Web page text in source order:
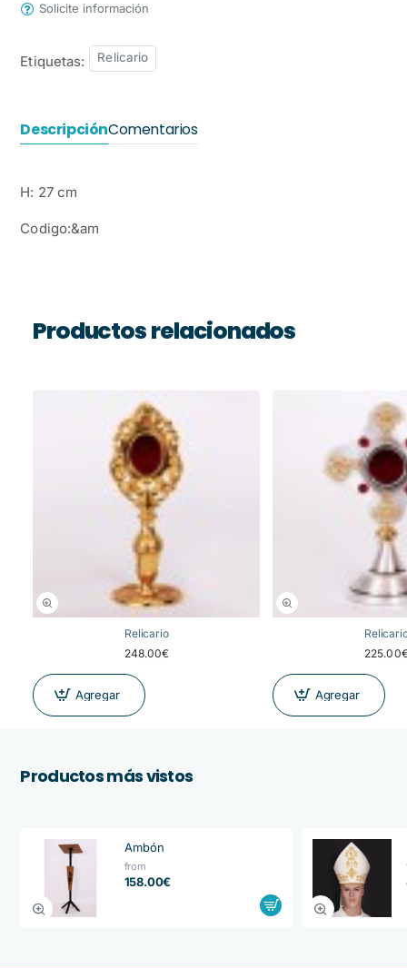
Solicite información
Etiquetas: Relicario
DescripciónComentarios
H: 27 cm
Codigo:&am
Productos relacionados
Relicario
248.00€
Agregar Agregar
Productos más vistos
Ambón
from
158.00€